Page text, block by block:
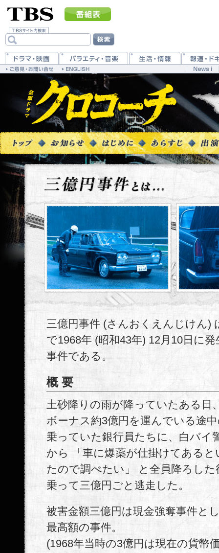
三億円事件 (さんおくえんじけん)
で1968年 (昭和43年) 12月10日に
事件である。
概要
土砂降りの雨が降っていたある日
ボーナス約3億円を運んでいる途
乗っていた銀行員たちに、白バイ
から 「車に爆薬が仕掛けてある
たので調べたい」 と全員降ろした
乗って三億円ごと逃走した。
被害金額三億円は現金強奪事件と
最高額の事件。
(1968年当時の3億円は現在の貨幣